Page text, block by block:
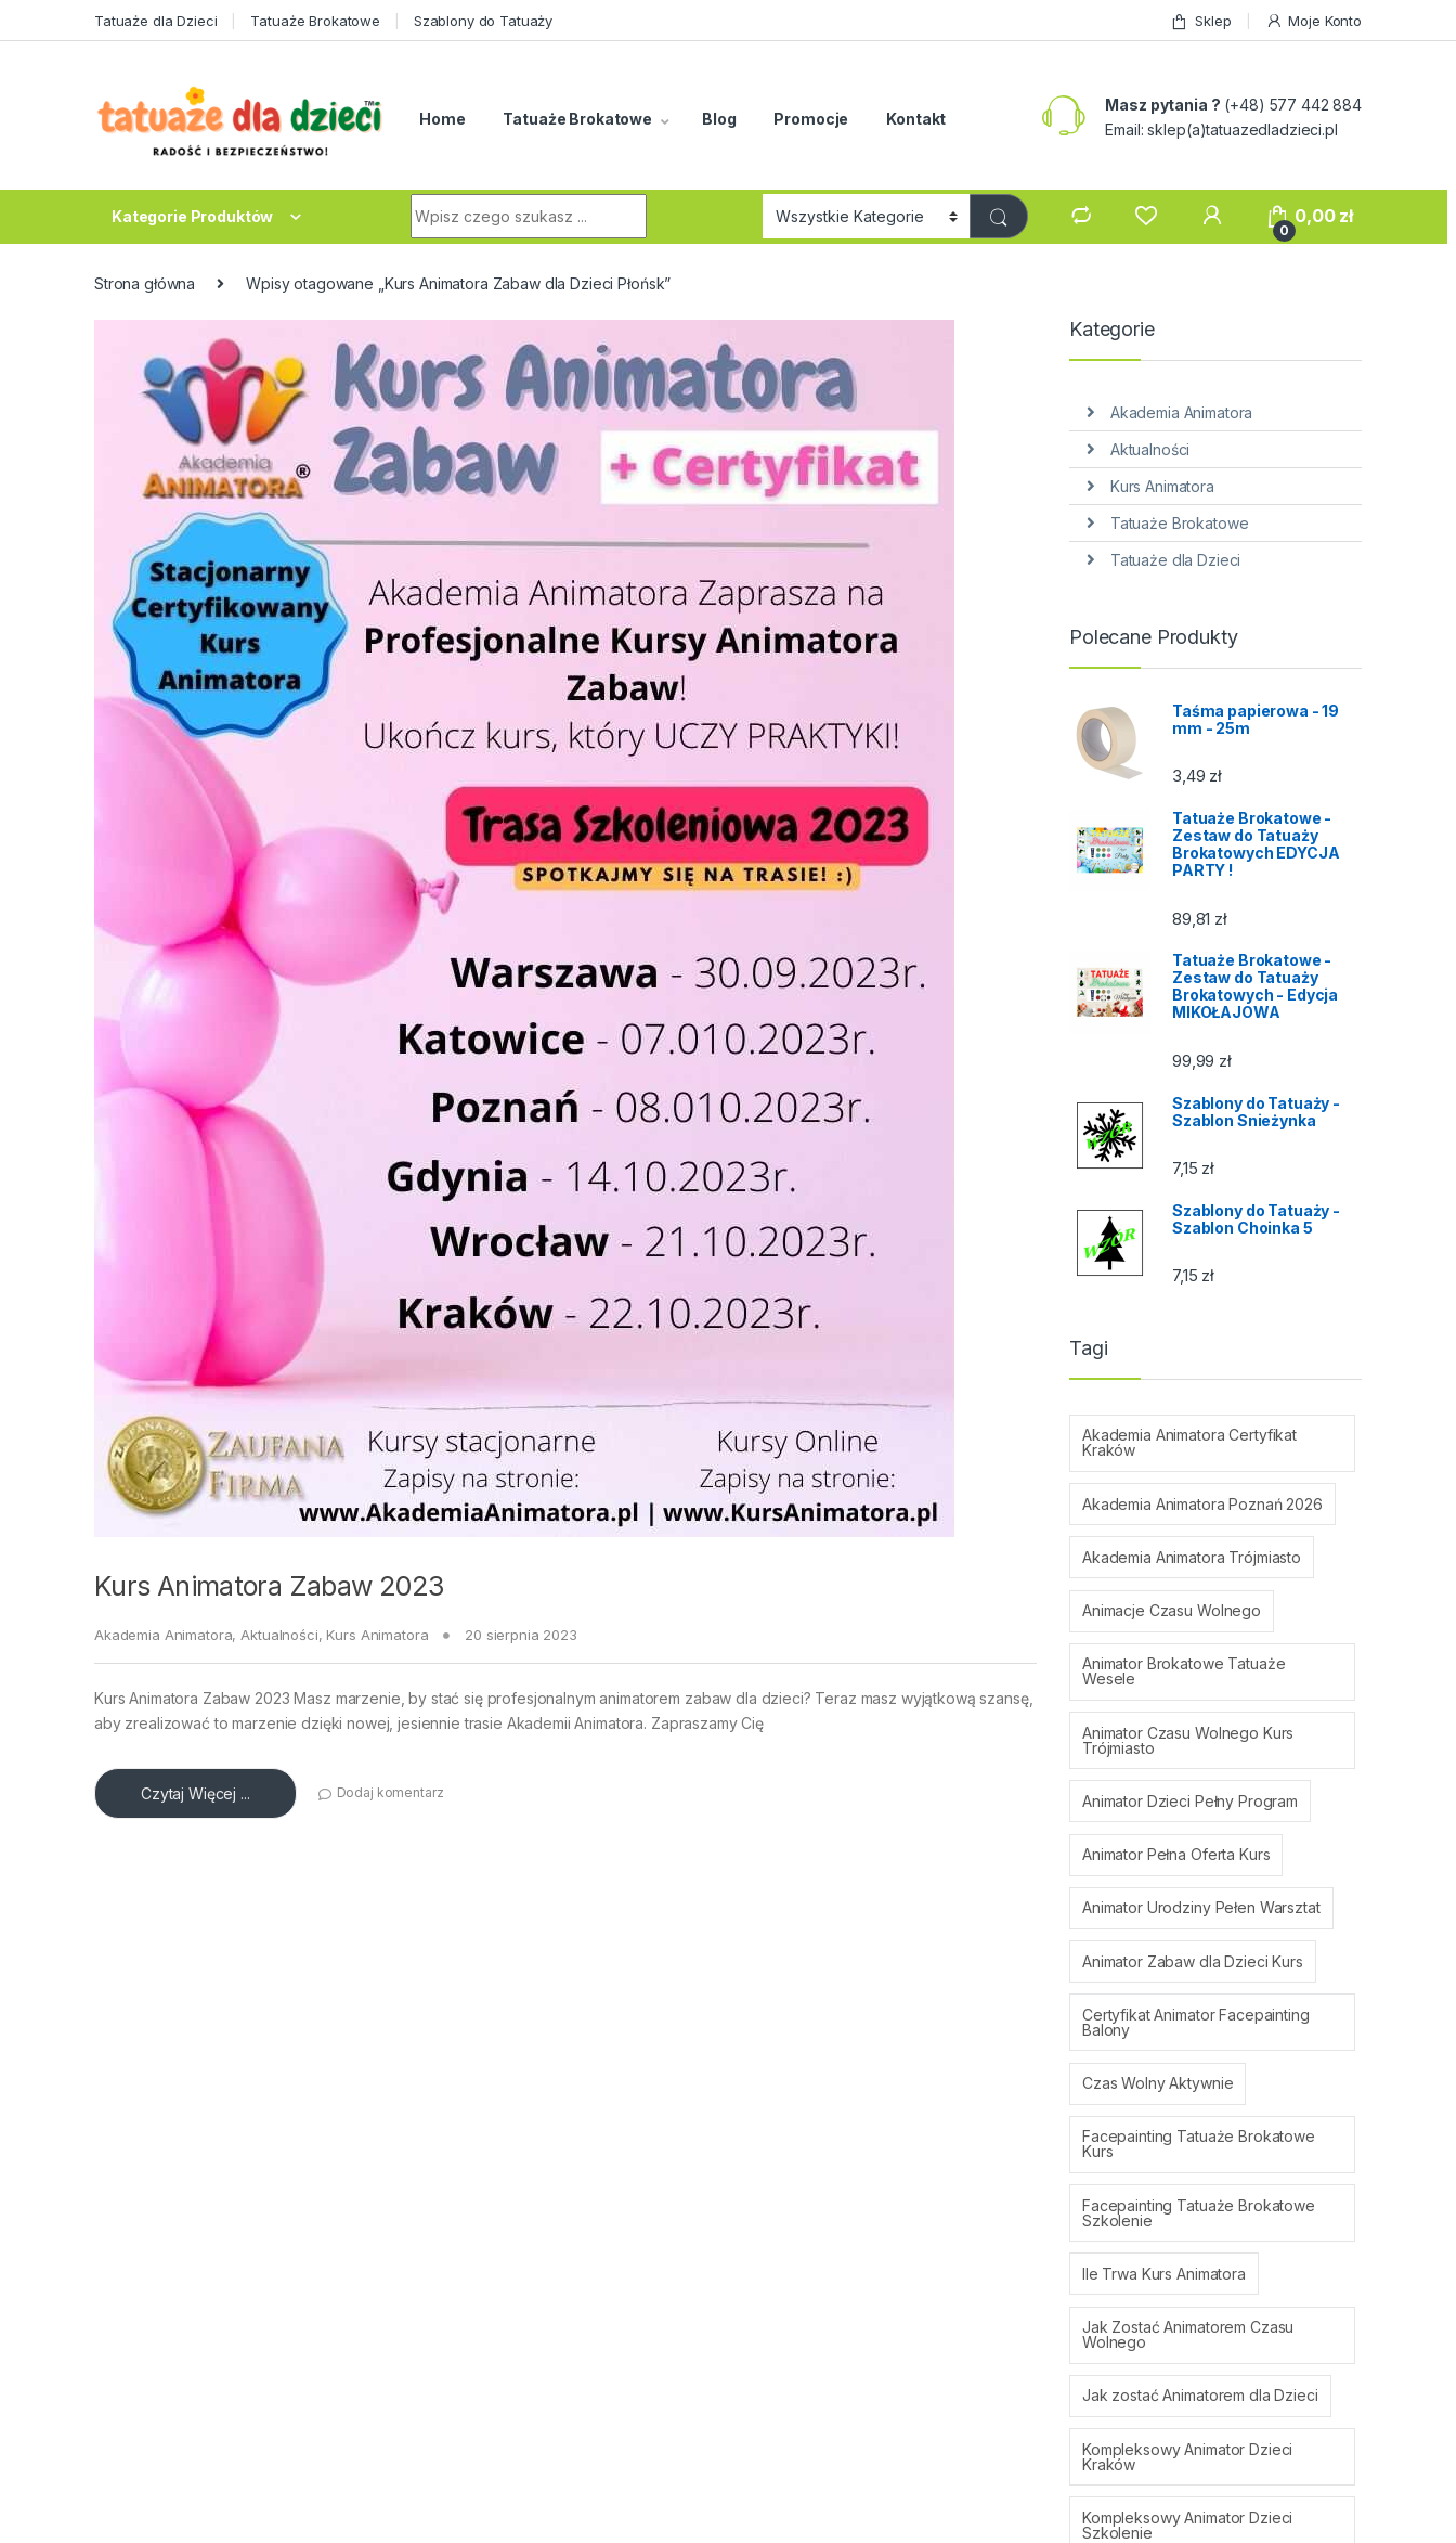
Tatuaże dla Dzieci Tatuaże Brokatowe Szablony do Tatuaży Sklep Moje Konto
Home Tatuaże Brokatowe Blog Promocje Kontakt
Masz pytania ? (+48) 577 442 884
Email: sklep(a)tatuazedladzieci.pl
Kategorie Produktów
0
0,00 zł
Strona główna Wpisy otagowane „Kurs Animatora Zabaw dla Dzieci Płońsk”
Kurs Animatora Zabaw 2023
Akademia Animatora, Aktualności, Kurs Animatora 20 sierpnia 2023
Kurs Animatora Zabaw 2023 Masz marzenie, by stać się profesjonalnym animatorem zabaw dla dzieci? Teraz masz wyjątkową szansę,
aby zrealizować to marzenie dzięki nowej, jesiennie trasie Akademii Animatora. Zapraszamy Cię
Czytaj Więcej ... Dodaj komentarz
Kategorie
Akademia Animatora
Aktualności
Kurs Animatora
Tatuaże Brokatowe
Tatuaże dla Dzieci
Polecane Produkty
Taśma papierowa - 19
mm - 25m
3,49 zł
Tatuaże Brokatowe -
Zestaw do Tatuaży
Brokatowych EDYCJA
PARTY !
89,81 zł
Tatuaże Brokatowe -
Zestaw do Tatuaży
Brokatowych - Edycja
MIKOŁAJOWA
99,99 zł
Szablony do Tatuaży -
Szablon Snieżynka
7,15 zł
Szablony do Tatuaży -
Szablon Choinka 5
7,15 zł
Tagi
Akademia Animatora Certyfikat
Kraków
Akademia Animatora Poznań 2026
Akademia Animatora Trójmiasto
Animacje Czasu Wolnego
Animator Brokatowe Tatuaże
Wesele
Animator Czasu Wolnego Kurs
Trójmiasto
Animator Dzieci Pełny Program
Animator Pełna Oferta Kurs
Animator Urodziny Pełen Warsztat
Animator Zabaw dla Dzieci Kurs
Certyfikat Animator Facepainting
Balony
Czas Wolny Aktywnie
Facepainting Tatuaże Brokatowe
Kurs
Facepainting Tatuaże Brokatowe
Szkolenie
Ile Trwa Kurs Animatora
Jak Zostać Animatorem Czasu
Wolnego
Jak zostać Animatorem dla Dzieci
Kompleksowy Animator Dzieci
Kraków
Kompleksowy Animator Dzieci
Szkolenie